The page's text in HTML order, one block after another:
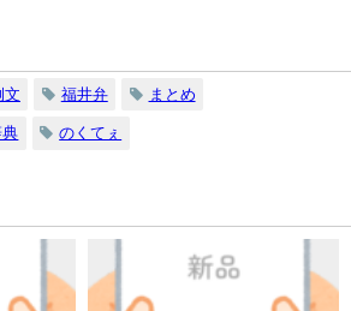
文 福井弁 まとめ
のくてぇ